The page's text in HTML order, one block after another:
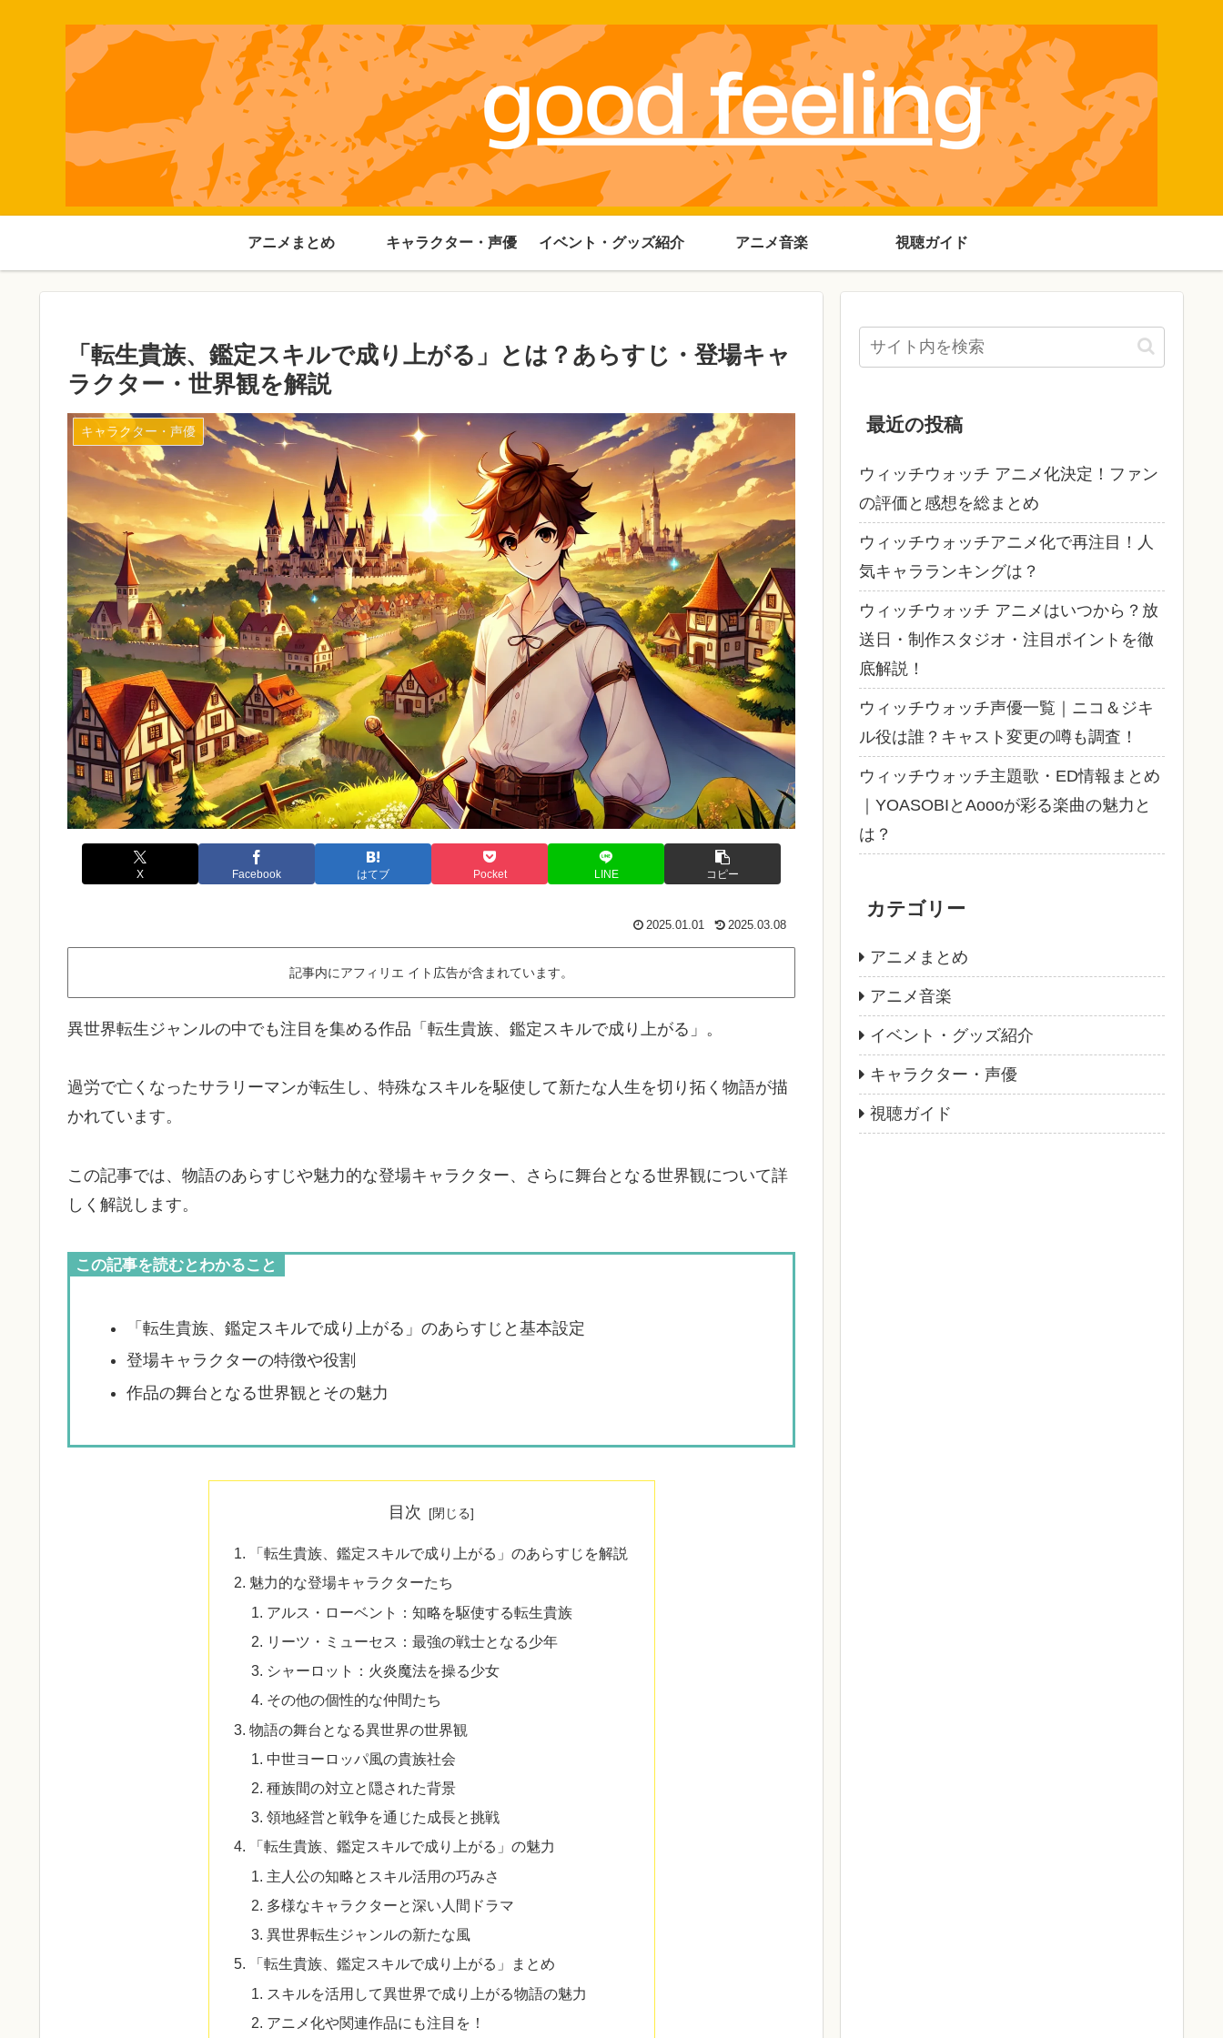
アニメまとめ キャラクター・声優 イベント・グッズ紹介 アニメ音楽 視聴ガイド
「転生貴族、鑑定スキルで成り上がる」とは？あらすじ・登場キャ
ラクター・世界観を解説
キャラクター・声優
X Facebook はてブ Pocket LINE コピー
2025.01.01 2025.03.08
記事内にアフィリエ イト広告が含まれています。
異世界転生ジャンルの中でも注目を集める作品「転生貴族、鑑定スキルで成り上がる」。
過労で亡くなったサラリーマンが転生し、特殊なスキルを駆使して新たな人生を切り拓く物語が描
かれています。
この記事では、物語のあらすじや魅力的な登場キャラクター、さらに舞台となる世界観について詳
しく解説します。
この記事を読むとわかること
「転生貴族、鑑定スキルで成り上がる」のあらすじと基本設定
登場キャラクターの特徴や役割
作品の舞台となる世界観とその魅力
目次
「転生貴族、鑑定スキルで成り上がる」のあらすじを解説
魅力的な登場キャラクターたち
アルス・ローベント：知略を駆使する転生貴族
リーツ・ミューセス：最強の戦士となる少年
シャーロット：火炎魔法を操る少女
その他の個性的な仲間たち
物語の舞台となる異世界の世界観
中世ヨーロッパ風の貴族社会
種族間の対立と隠された背景
領地経営と戦争を通じた成長と挑戦
「転生貴族、鑑定スキルで成り上がる」の魅力
主人公の知略とスキル活用の巧みさ
多様なキャラクターと深い人間ドラマ
異世界転生ジャンルの新たな風
「転生貴族、鑑定スキルで成り上がる」まとめ
スキルを活用して異世界で成り上がる物語の魅力
アニメ化や関連作品にも注目を！
最近の投稿
ウィッチウォッチ アニメ化決定！ファン
の評価と感想を総まとめ
ウィッチウォッチアニメ化で再注目！人
気キャラランキングは？
ウィッチウォッチ アニメはいつから？放
送日・制作スタジオ・注目ポイントを徹
底解説！
ウィッチウォッチ声優一覧｜ニコ＆ジキ
ル役は誰？キャスト変更の噂も調査！
ウィッチウォッチ主題歌・ED情報まとめ
｜YOASOBIとAoooが彩る楽曲の魅力と
は？
カテゴリー
アニメまとめ
アニメ音楽
イベント・グッズ紹介
キャラクター・声優
視聴ガイド